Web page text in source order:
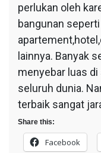
perlukan oleh
bangunan
lainnya. Banyak
menyebar luas
seluruh dunia.
terbaik sangat
Share this:
Facebook